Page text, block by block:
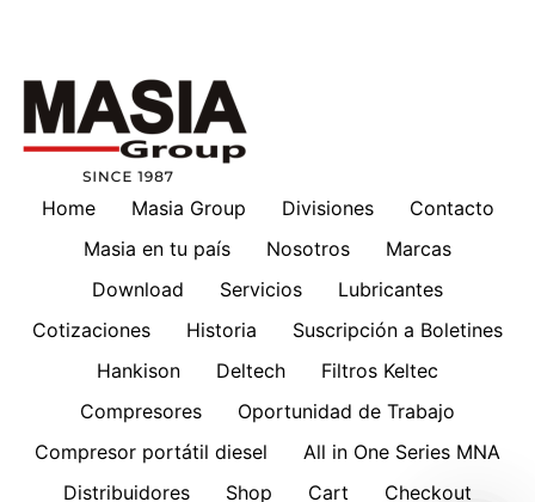
Home Masia Group Divisiones
Contacto
Masia en tu país
Nosotros
Marcas
Download
Servicios
Lubricantes
Cotizaciones
Historia
Suscripción a Boletines
Hankison
Deltech
Filtros Keltec
Compresores
Oportunidad de Trabajo
Compresor portátil diesel
All in One Series MNA
Distribuidores
Shop Cart Checkout